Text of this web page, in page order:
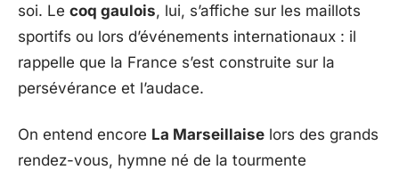
soi. Le coq gaulois, lui, s’affiche sur les maillots
sportifs ou lors d’événements internationaux : il
rappelle que la France s’est construite sur la
persévérance et l’audace.
On entend encore La Marseillaise lors des grands
rendez-vous, hymne né de la tourmente